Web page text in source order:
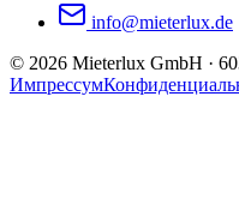
info@mieterlux.de
© 2026 Mieterlux GmbH ·
Импрессум